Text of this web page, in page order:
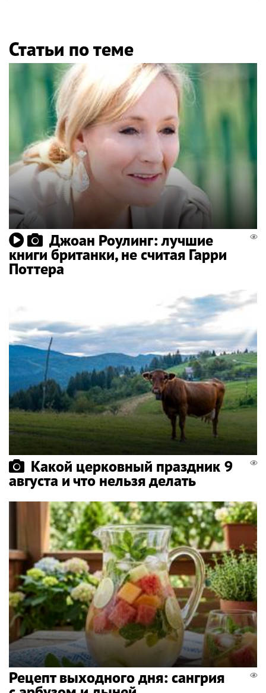
Статьи по теме
Джоан Роулинг: лучшие
книги британки, не считая Гарри
Поттера
Какой церковный праздник 9
августа и что нельзя делать
Рецепт выходного дня: сангрия